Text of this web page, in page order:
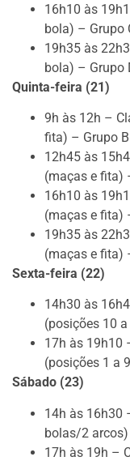
16h10 às
bola) – Grupo
19h35 às
bola) – Grupo
Quinta-feira (21)
9h às 12h –
fita) – Grupo B
12h45 às
(maças e fita)
16h10 às
(maças e fita)
19h35 às
(maças e fita)
Sexta-feira (22)
14h30 às
(posições 10
17h às 19h10
(posições 1 a
Sábado (23)
14h às 16h30
bolas/2 arcos)
17h às 19h –